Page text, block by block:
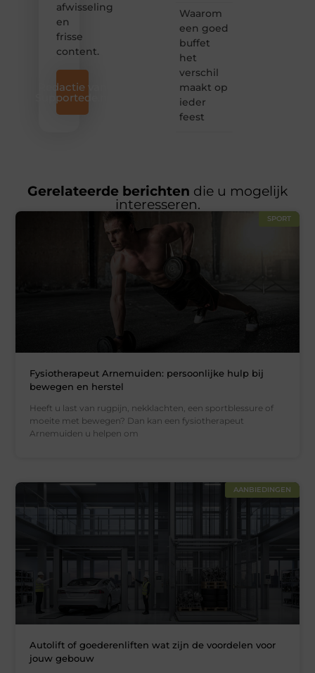
afwisseling
en
frisse
content.
Redactie van
Supportede.nl
Waarom
een goed
buffet
het
verschil
maakt op
ieder
feest
Gerelateerde berichten die u mogelijk
interesseren.
SPORT
Fysiotherapeut Arnemuiden: persoonlijke hulp bij
bewegen en herstel
Heeft u last van rugpijn, nekklachten, een sportblessure of
moeite met bewegen? Dan kan een fysiotherapeut
Arnemuiden u helpen om
AANBIEDINGEN
Autolift of goederenliften wat zijn de voordelen voor
jouw gebouw